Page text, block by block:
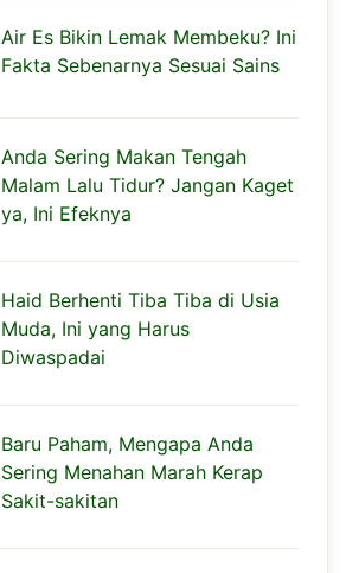
Air Es Bikin Lemak Membeku? Ini
Fakta Sebenarnya Sesuai Sains
Anda Sering Makan Tengah
Malam Lalu Tidur? Jangan Kaget
ya, Ini Efeknya
Haid Berhenti Tiba Tiba di Usia
Muda, Ini yang Harus
Diwaspadai
Baru Paham, Mengapa Anda
Sering Menahan Marah Kerap
Sakit-sakitan